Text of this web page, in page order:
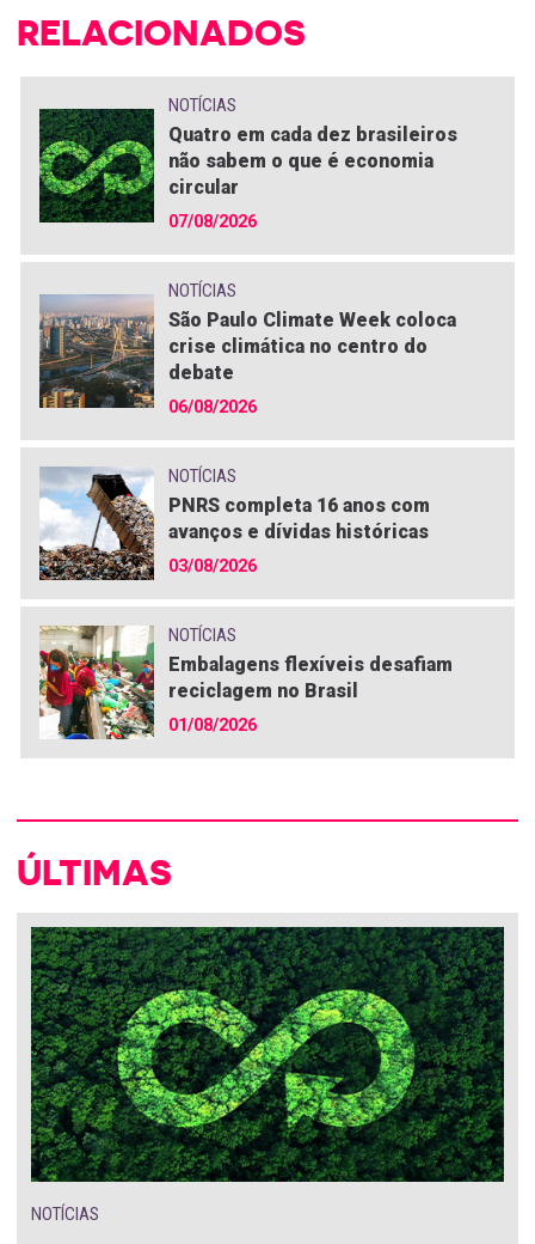
RELACIONADOS
NOTÍCIAS
Quatro em cada dez brasileiros
não sabem o que é economia
circular
07/08/2026
NOTÍCIAS
São Paulo Climate Week coloca
crise climática no centro do
debate
06/08/2026
NOTÍCIAS
PNRS completa 16 anos com
avanços e dívidas históricas
03/08/2026
NOTÍCIAS
Embalagens flexíveis desafiam
reciclagem no Brasil
01/08/2026
ÚLTIMAS
NOTÍCIAS